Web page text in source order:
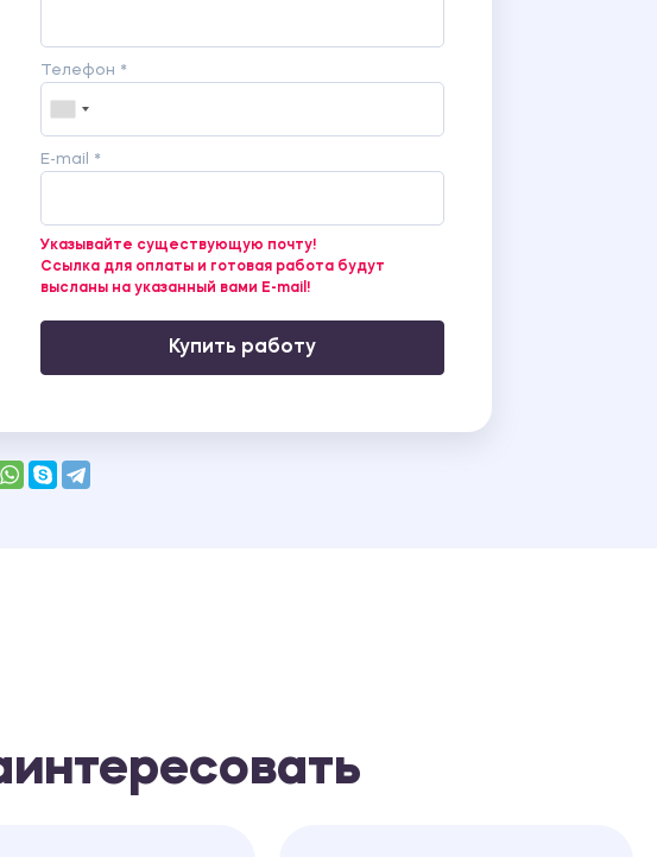
Телефон *
E-mail *
Указывайте существующую почту!
Ссылка для оплаты и готовая работа будут
высланы на указанный вами E-mail!
Купить работу